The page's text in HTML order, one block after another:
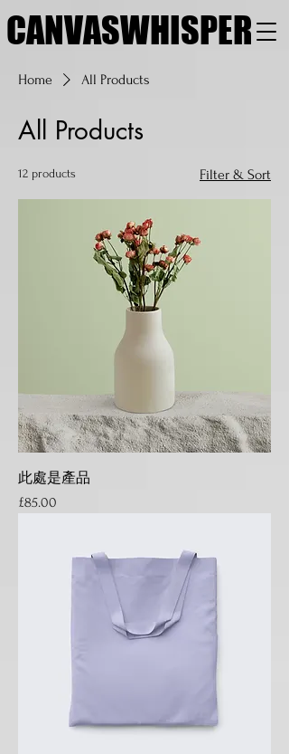
CANVASWHISPER
Home All Products
All Products
12 products Filter & Sort
此處是產品
Price
£85.00